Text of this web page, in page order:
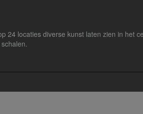
24 locaties diverse kunst laten zien in het